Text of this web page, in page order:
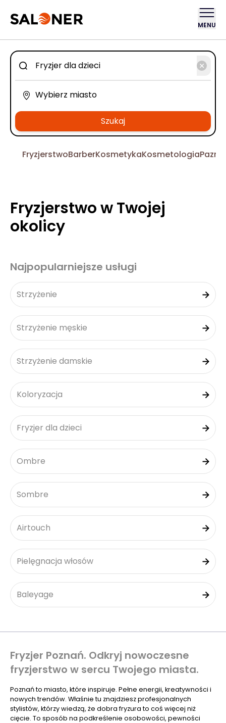
MENU
Szukaj
FryzjerstwoBarberKosmetykaKosmetologia
Fryzjerstwo w Twojej
okolicy
Najpopularniejsze usługi
Strzyżenie
Strzyżenie męskie
Strzyżenie damskie
Koloryzacja
Fryzjer dla dzieci
Ombre
Sombre
Airtouch
Pielęgnacja włosów
Baleyage
Fryzjer Poznań. Odkryj nowoczesne
fryzjerstwo w sercu Twojego miasta.
Poznań to miasto, które inspiruje. Pełne energii, kreatywności i
nowych trendów. Właśnie tu znajdziesz profesjonalnych
stylistów, którzy wiedzą, że dobra fryzura to coś więcej niż
cięcie. To sposób na podkreślenie osobowości, pewności